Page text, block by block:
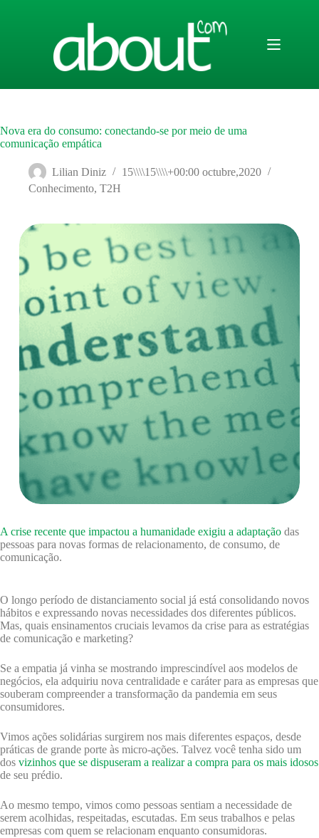
Nova era do consumo: conectando-se por meio de uma
comunicação empática
Lilian Diniz
15\\\\15\\\\+00:00 octubre,2020
Conhecimento, T2H
A crise recente que impactou a humanidade exigiu a adaptação das
pessoas para novas formas de relacionamento, de consumo, de
comunicação.
O longo período de distanciamento social já está consolidando novos
hábitos e expressando novas necessidades dos diferentes públicos.
Mas, quais ensinamentos cruciais levamos da crise para as estratégias
de comunicação e marketing?
Se a empatia já vinha se mostrando imprescindível aos modelos de
negócios, ela adquiriu nova centralidade e caráter para as empresas que
souberam compreender a transformação da pandemia em seus
consumidores.
Vimos ações solidárias surgirem nos mais diferentes espaços, desde
práticas de grande porte às micro-ações. Talvez você tenha sido um
dos vizinhos que se dispuseram a realizar a compra para os mais idosos
de seu prédio.
Ao mesmo tempo, vimos como pessoas sentiam a necessidade de
serem acolhidas, respeitadas, escutadas. Em seus trabalhos e pelas
empresas com quem se relacionam enquanto consumidoras.